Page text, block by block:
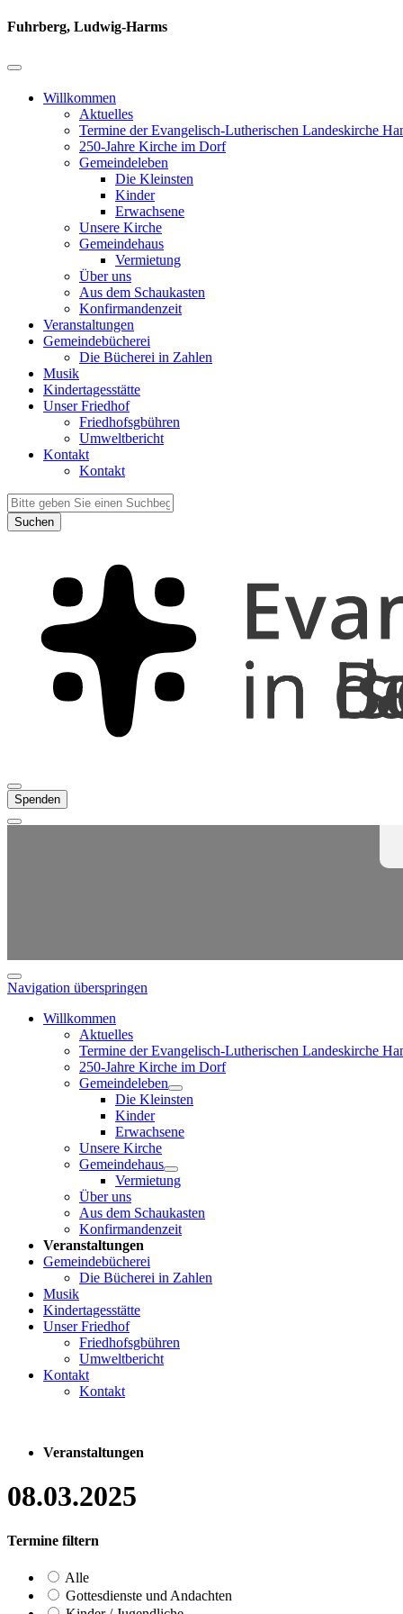
Fuhrberg, Ludwig-Harms
Willkommen
Aktuelles
Termine der Evangelisch-Lutherischen Landeskirche
250-Jahre Kirche im Dorf
Gemeindeleben
Die Kleinsten
Kinder
Erwachsene
Unsere Kirche
Gemeindehaus
Vermietung
Über uns
Aus dem Schaukasten
Konfirmandenzeit
Veranstaltungen
Gemeindebücherei
Die Bücherei in Zahlen
Musik
Kindertagesstätte
Unser Friedhof
Friedhofsgbühren
Umweltbericht
Kontakt
Kontakt
Suchen
Spenden
Navigation überspringen
Willkommen
Aktuelles
Termine der Evangelisch-Lutherischen Landeskirche
250-Jahre Kirche im Dorf
Gemeindeleben
Die Kleinsten
Kinder
Erwachsene
Unsere Kirche
Gemeindehaus
Vermietung
Über uns
Aus dem Schaukasten
Konfirmandenzeit
Veranstaltungen
Gemeindebücherei
Die Bücherei in Zahlen
Musik
Kindertagesstätte
Unser Friedhof
Friedhofsgbühren
Umweltbericht
Kontakt
Kontakt
Veranstaltungen
08.03.2025
Termine filtern
Alle
Gottesdienste und Andachten